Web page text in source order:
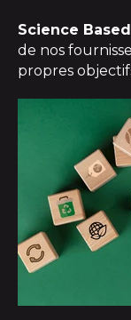
Science
de nos
propres